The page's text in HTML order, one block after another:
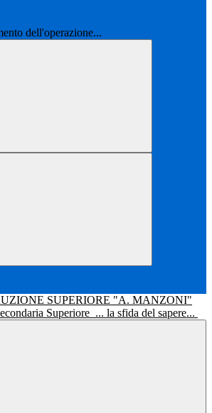
dell'operazione...
Superiore ... la sfida del sapere...